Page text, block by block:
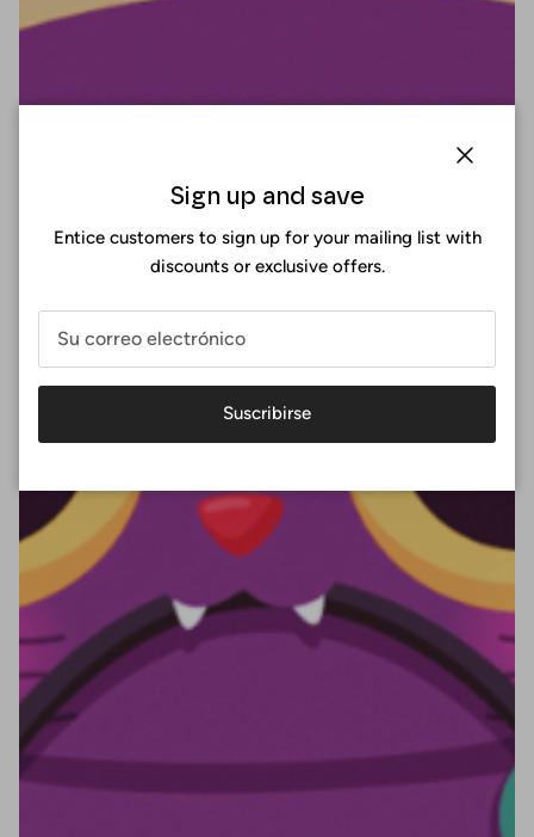
Sign up and save
Entice customers to sign up for your mailing list with
discounts or exclusive offers.
Suscribirse